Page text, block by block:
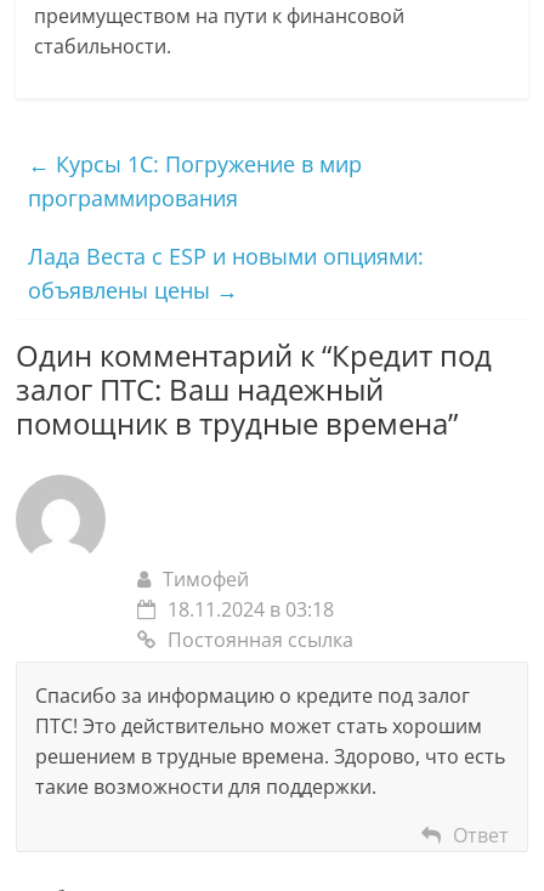
преимуществом на пути к финансовой
стабильности.
← Курсы 1С: Погружение в мир
программирования
Лада Веста с ESP и новыми опциями:
объявлены цены →
Один комментарий к “Кредит под
залог ПТС: Ваш надежный
помощник в трудные времена”
Тимофей
18.11.2024 в 03:18
Постоянная ссылка
Спасибо за информацию о кредите под залог
ПТС! Это действительно может стать хорошим
решением в трудные времена. Здорово, что есть
такие возможности для поддержки.
Ответ